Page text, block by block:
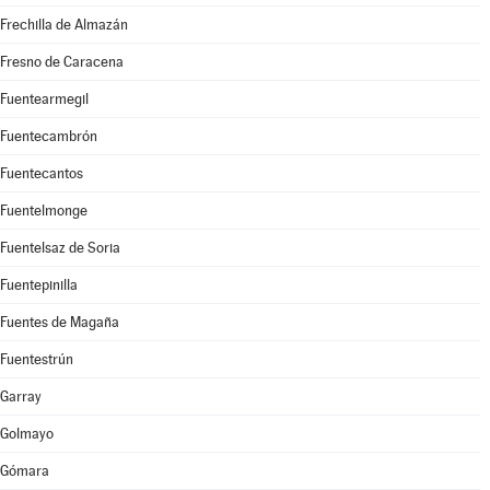
Frechilla de Almazán
Fresno de Caracena
Fuentearmegil
Fuentecambrón
Fuentecantos
Fuentelmonge
Fuentelsaz de Soria
Fuentepinilla
Fuentes de Magaña
Fuentestrún
Garray
Golmayo
Gómara